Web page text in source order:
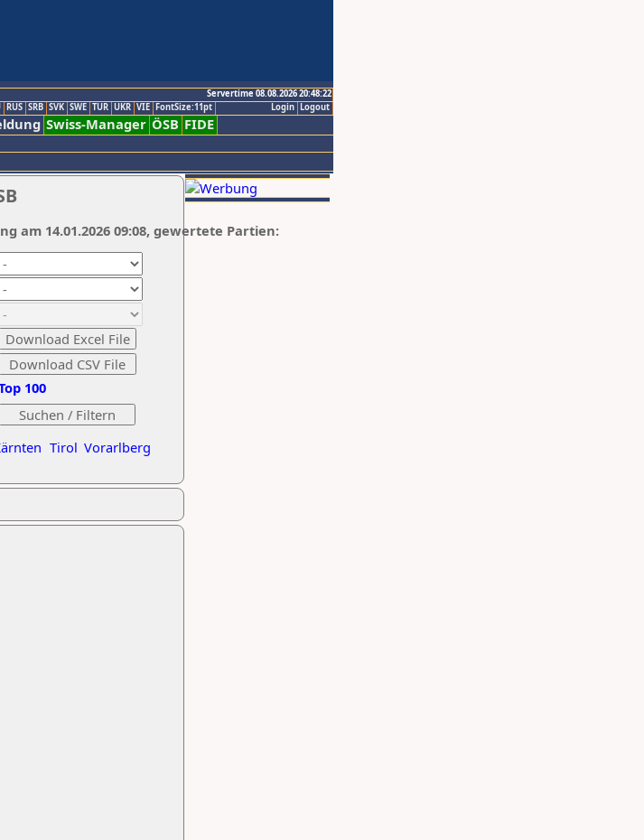
Servertime 08.08.2026 20:48:22
Logout
Login
RUS SRB SVK SWE TUR UKR VIE FontSize:11pt
Swiss-Manager ÖSB FIDE
Tirol Vorarlberg
100
am 14.01.2026 09:08, gewertete Partien: